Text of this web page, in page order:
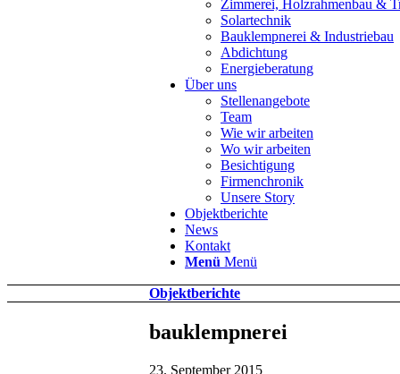
Zimmerei, Holzrahmenbau &
Solartechnik
Bauklempnerei & Industriebau
Abdichtung
Energieberatung
Über uns
Stellenangebote
Team
Wie wir arbeiten
Wo wir arbeiten
Besichtigung
Firmenchronik
Unsere Story
Objektberichte
News
Kontakt
Menü Menü
Objektberichte
bauklempnerei
23. September 2015